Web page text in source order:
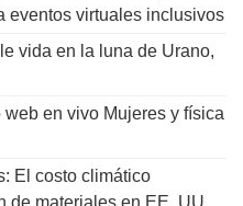
eventos virtuales inclusivos
vida en la luna de Urano,
en vivo Mujeres y física
El costo climático